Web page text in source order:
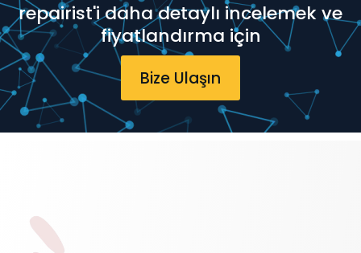
repairist'i daha detaylı incelemek ve
fiyatlandırma için
Bize Ulaşın